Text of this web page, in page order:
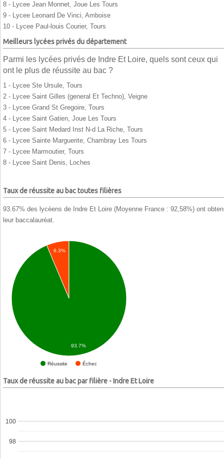
8 - Lycee Jean Monnet, Joue Les Tours
9 - Lycee Leonard De Vinci, Amboise
10 - Lycee Paul-louis Courier, Tours
Meilleurs lycées privés du département
Parmi les lycées privés de Indre Et Loire, quels sont ceux qui
ont le plus de réussite au bac ?
1 - Lycee Ste Ursule, Tours
2 - Lycee Saint Gilles (general Et Techno), Veigne
3 - Lycee Grand St Gregoire, Tours
4 - Lycee Saint Gatien, Joue Les Tours
5 - Lycee Saint Medard Inst N-d La Riche, Tours
6 - Lycee Sainte Marguerite, Chambray Les Tours
7 - Lycee Marmoutier, Tours
8 - Lycee Saint Denis, Loches
Taux de réussite au bac toutes filières
93.67% des lycéens de Indre Et Loire (Moyenne France : 92,58%) ont
leur baccalauréat.
Réussite Échec
6.3%
93.7%
Taux de réussite au bac par filière - Indre Et Loire
98
100